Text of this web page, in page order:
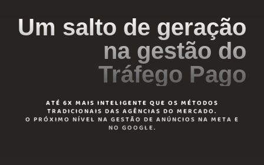
Um salto de geração
na gestão do
Tráfego Pago
ATÉ 6X MAIS INTELIGENTE QUE OS MÉTODOS
TRADICIONAIS DAS AGÊNCIAS DO MERCADO.
O PRÓXIMO NÍVEL NA GESTÃO DE ANÚNCIOS NA META E
NO GOOGLE.